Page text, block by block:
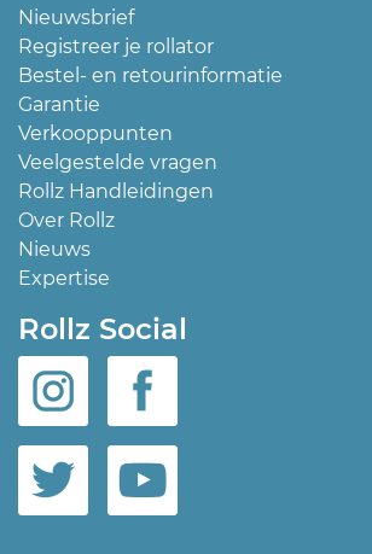
Nieuwsbrief
Registreer je rollator
Bestel- en retourinformatie
Garantie
Verkooppunten
Veelgestelde vragen
Rollz Handleidingen
Over Rollz
Nieuws
Expertise
Rollz Social